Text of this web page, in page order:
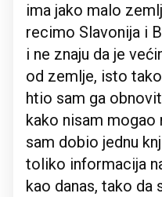
ima jako malo
recimo Slavonija i
i ne znaju da je
od zemlje, isto
htio sam ga
kako nisam mogao
sam dobio jednu
toliko informacija
kao danas, tako da